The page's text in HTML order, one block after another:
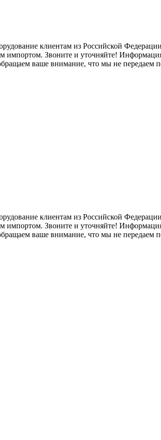
клиентам из Российской
импортом. Звоните и уточняйте!
ваше внимание, что мы не передаем
клиентам из Российской
импортом. Звоните и уточняйте!
ваше внимание, что мы не передаем